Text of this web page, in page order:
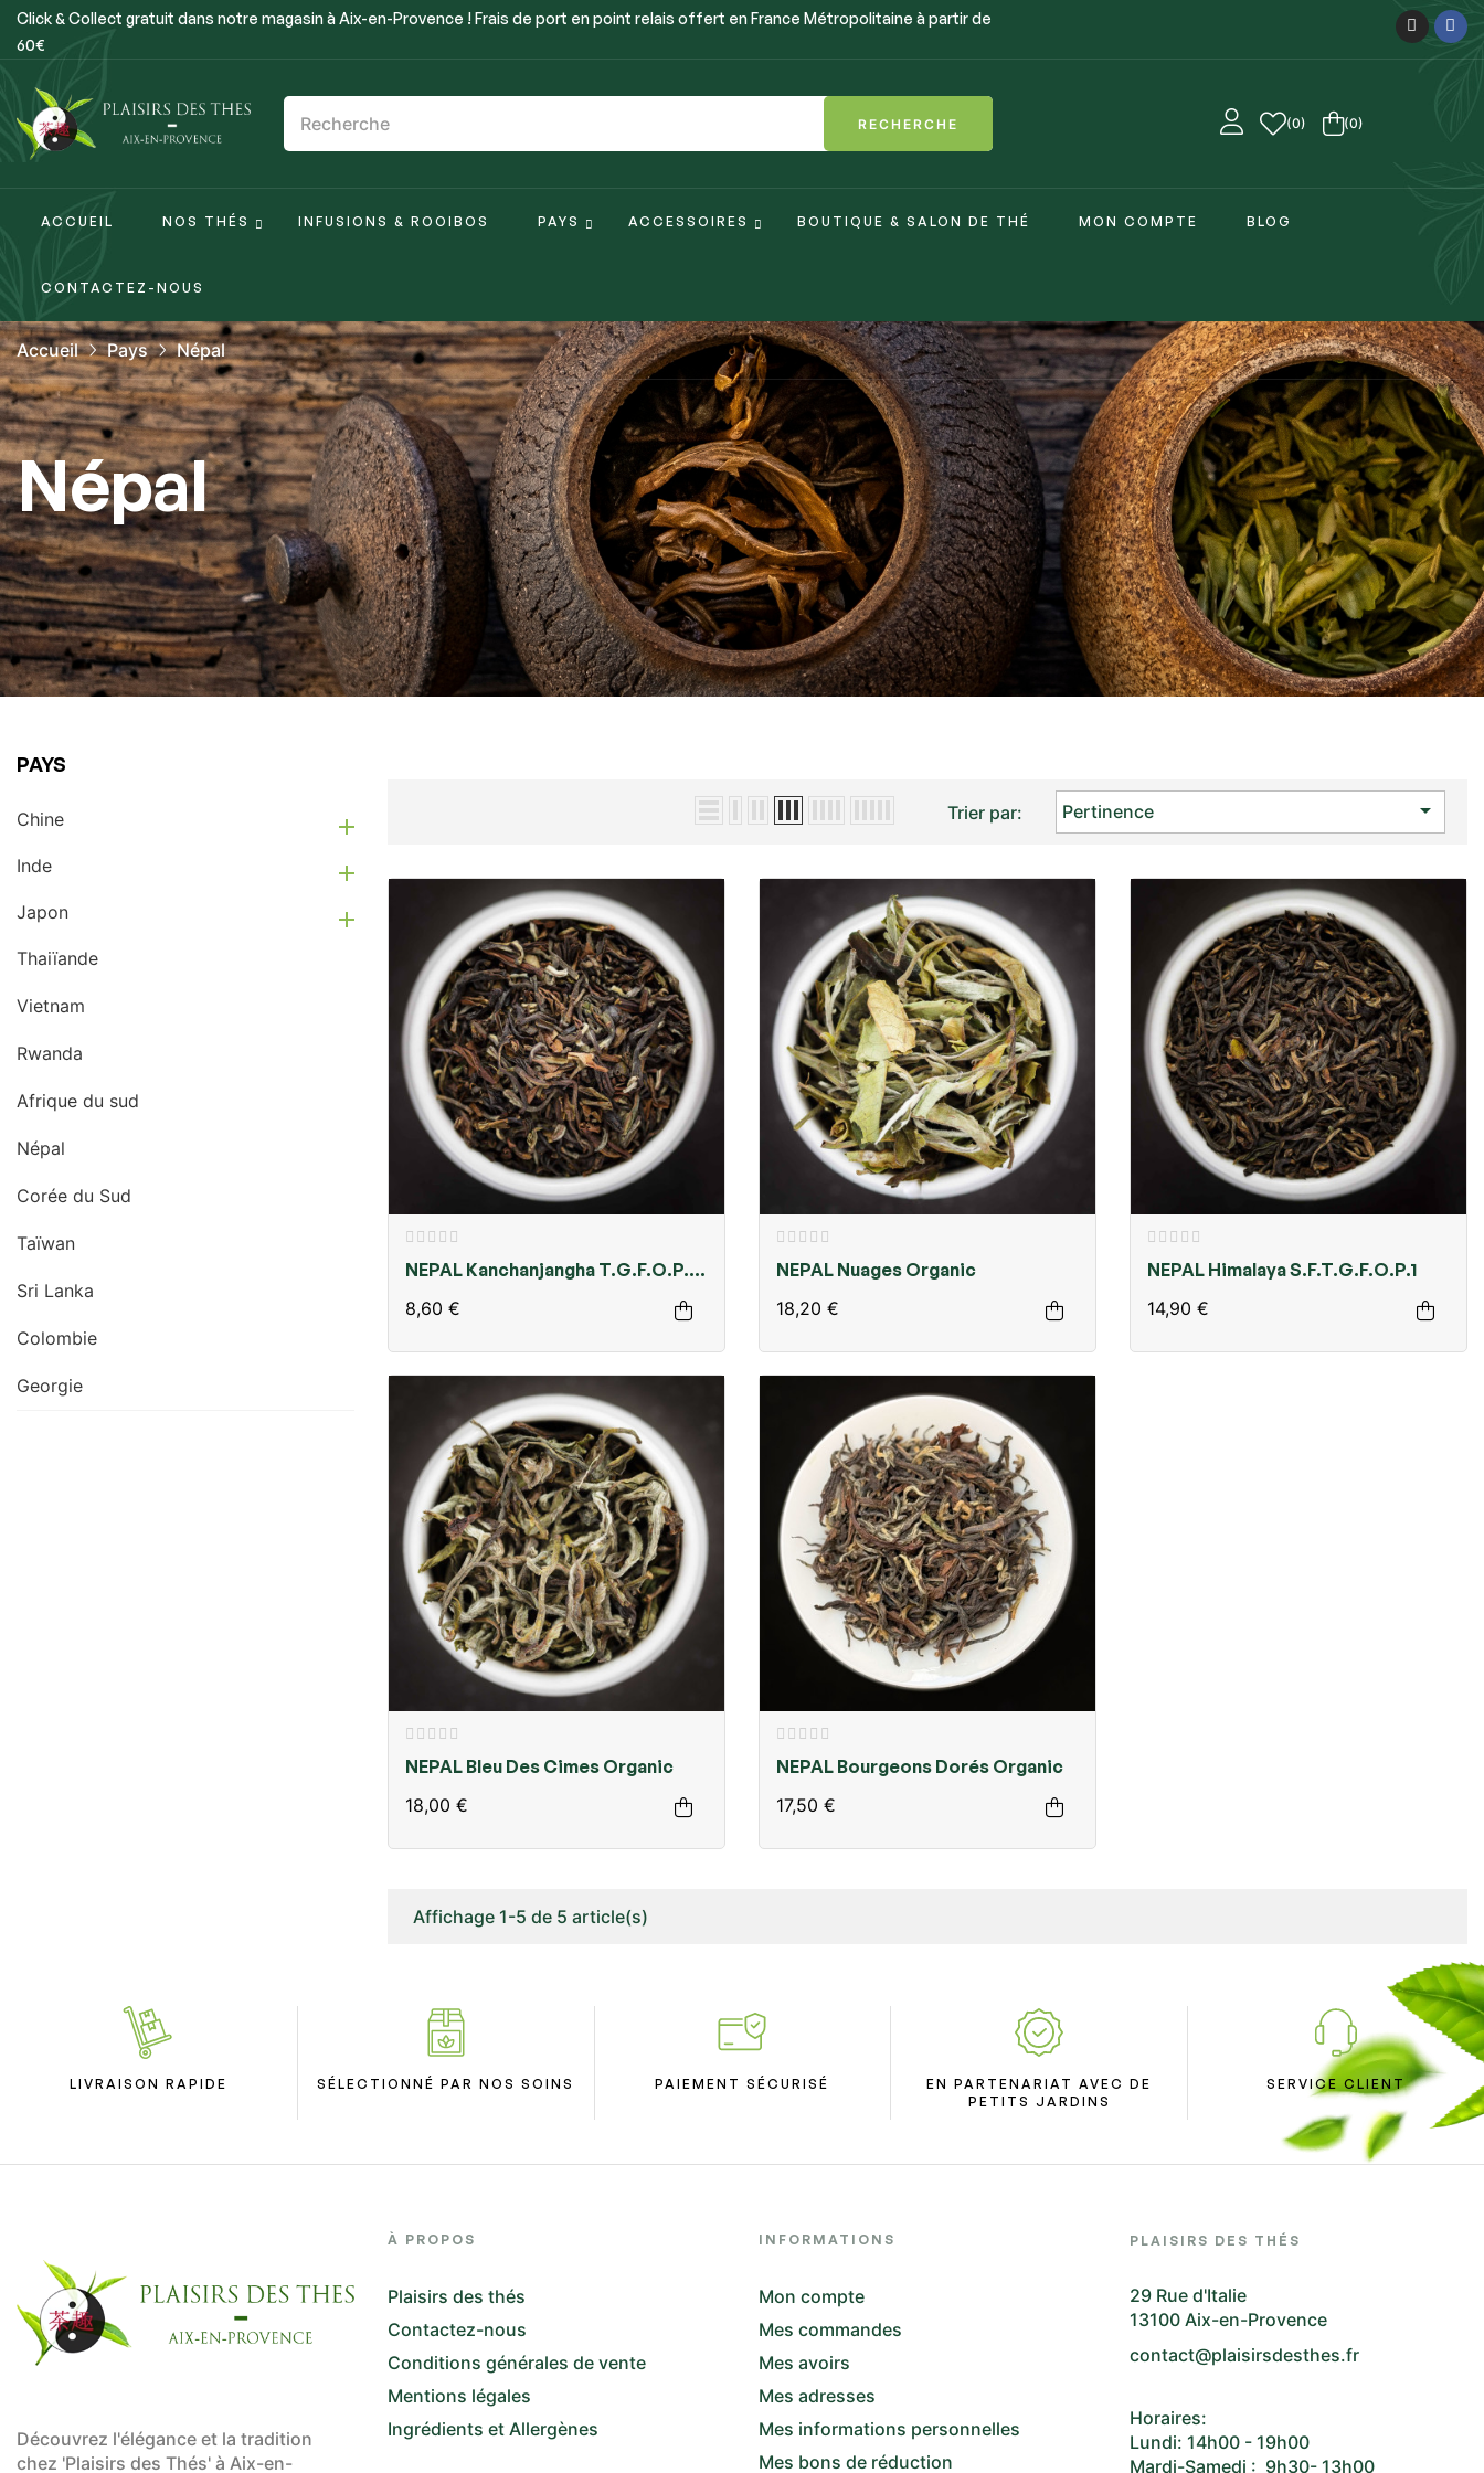
Click & Collect gratuit dans notre magasin à Aix-en-Provence ! Frais de port en point relais offert en France Métropolitaine à partir de
60€
RECHERCHE 0 (0)
ACCUEIL NOS THÉS INFUSIONS & ROOIBOS PAYS ACCESSOIRES BOUTIQUE & SALON DE THÉ MON COMPTE BLOG
CONTACTEZ-NOUS
Accueil Pays Népal
Népal
PAYS
Chine 
Inde 
Japon 
Thaiïande
Vietnam
Rwanda
Afrique du sud
Népal
Corée du Sud
Taïwan
Sri Lanka
Colombie
Georgie
Trier par: Pertinence 
NEPAL Kanchanjangha T.G.F.O.P.1
8,60 €
NEPAL Nuages Organic
18,20 €
NEPAL Himalaya S.F.T.G.F.O.P.1
14,90 €
NEPAL Bleu Des Cimes Organic
18,00 €
NEPAL Bourgeons Dorés Organic
17,50 €
Affichage 1-5 de 5 article(s)
LIVRAISON RAPIDE SÉLECTIONNÉ PAR NOS SOINS PAIEMENT SÉCURISÉ
EN PARTENARIAT AVEC DE
PETITS JARDINS
SERVICE CLIENT
Découvrez l'élégance et la tradition
chez 'Plaisirs des Thés' à Aix-en-
À PROPOS
Plaisirs des thés
Contactez-nous
Conditions générales de vente
Mentions légales
Ingrédients et Allergènes
INFORMATIONS
Mon compte
Mes commandes
Mes avoirs
Mes adresses
Mes informations personnelles
Mes bons de réduction
PLAISIRS DES THÉS
29 Rue d'Italie
13100 Aix-en-Provence
contact@plaisirsdesthes.fr
Horaires:
Lundi: 14h00 - 19h00
Mardi-Samedi : 9h30- 13h00